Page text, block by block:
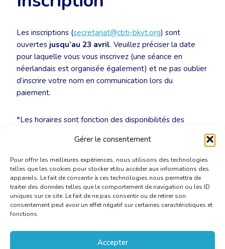
Gérer le consentement
Pour offrir les meilleures expériences, nous utilisons des technologies
telles que les cookies pour stocker et/ou accéder aux informations des
appareils. Le fait de consentir à ces technologies nous permettra de
traiter des données telles que le comportement de navigation ou les ID
uniques sur ce site. Le fait de ne pas consentir ou de retirer son
consentement peut avoir un effet négatif sur certaines caractéristiques et
fonctions.
Accepter
Les inscriptions (secretariat@cbti-bkvt.org) sont
ouvertes jusqu’au 23 avril. Veuillez préciser la date
pour laquelle vous vous inscrivez (une séance en
néerlandais est organisée également) et ne pas oublier
d’inscrire votre nom en communication lors du
paiement.
*Les horaires sont fonction des disponibilités des